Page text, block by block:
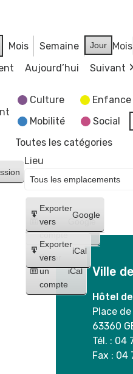
Mois Semaine Jour Mois
Aujourd’hui Suivant
Culture
Mobilité
Social
Toutes les catégories
Créer
un
compte
Google
Créer
un
compte
iCal
Exporter
vers
Google
Exporter
vers
iCal
Lieu
Ville
Hôtel
Place
63360
Tél. : 04
Fax : 04